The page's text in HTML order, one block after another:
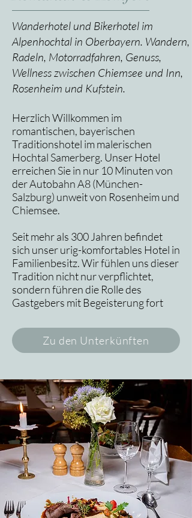
Wanderhotel und Bikerhotel im
Alpenhochtal in Oberbayern. Wandern,
Radeln, Motorradfahren, Genuss,
Wellness zwischen Chiemsee und Inn,
Rosenheim und Kufstein.
Herzlich Willkommen im
romantischen, bayerischen
Traditionshotel im malerischen
Hochtal Samerberg. Unser Hotel
erreichen Sie in nur 10 Minuten von
der Autobahn A8 (München-
Salzburg) unweit von Rosenheim und
Chiemsee.
Seit mehr als 300 Jahren befindet
sich unser urig-komfortables Hotel in
Familienbesitz. Wir fühlen uns dieser
Tradition nicht nur verpflichtet,
sondern führen die Rolle des
Gastgebers mit Begeisterung fort
Zu den Unterkünften